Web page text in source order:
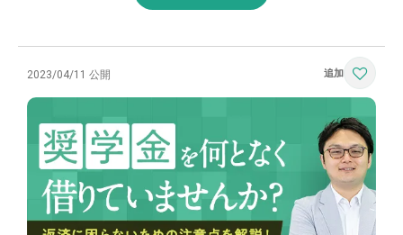
2023/04/11 公開